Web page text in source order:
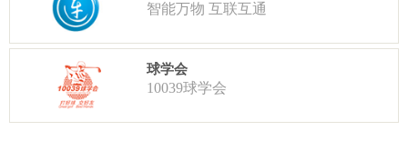
智能万物 互联互通
球学会
10039球学会